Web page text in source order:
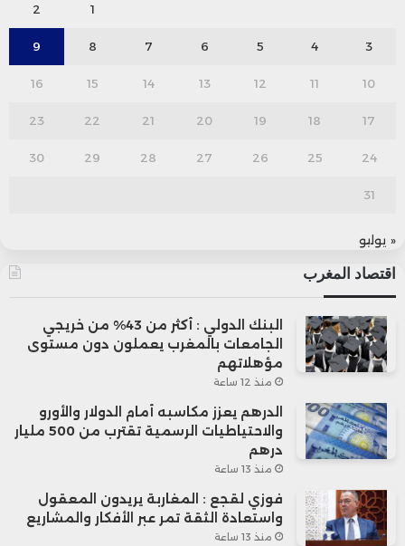
1
2
3
4
5
6
7
8
9
10
11
12
13
14
15
16
17
18
19
20
21
22
23
24
25
26
27
28
29
30
31
« يوليو
اقتصاد المغرب
البنك الدولي : أكثر من 43% من خريجي
الجامعات بالمغرب يعملون دون مستوى
مؤهلاتهم
منذ 12 ساعة
الدرهم يعزز مكاسبه أمام الدولار والأورو
والاحتياطيات الرسمية تقترب من 500 مليار
درهم
منذ 13 ساعة
فوزي لقجع : المغاربة يريدون المعقول
واستعادة الثقة تمر عبر الأفكار والمشاريع
منذ 13 ساعة